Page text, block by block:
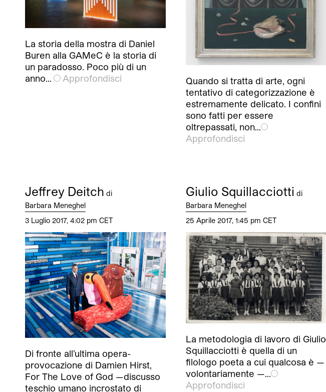
La storia della mostra di Daniel
Buren alla GAMeC è la storia di
un paradosso. Poco più di un
anno…
Approfondisci
Quando si tratta di arte, ogni
tentativo di categorizzazione è
estremamente delicato. I confini
sono fatti per essere
oltrepassati, non…
Approfondisci
Jeffrey Deitch di
Barbara Meneghel
3 Luglio 2017, 4:02 pm CET
Di fronte all’ultima opera-
provocazione di Damien Hirst,
For The Love of God —discusso
teschio umano incrostato di
Giulio Squillacciotti di
Barbara Meneghel
25 Aprile 2017, 1:45 pm CET
La metodologia di lavoro di Giulio
Squillacciotti è quella di un
filologo poeta a cui qualcosa è —
volontariamente —…
Approfondisci